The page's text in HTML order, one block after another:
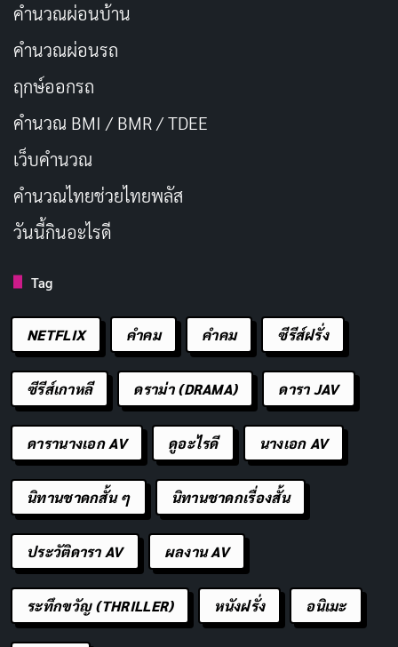
สมาร์ทวอทช์ (Smart Watch) เหล่านี้มาพร้อมกับการ
ติดตามสุขภาพขั้นพื้นฐานคุณสมบัติเช่นการตรวจสอบ
ตรวจวัดค่าออกซิเจนในเลือดของคุณ คุณสามารถตั้งค่าให้
ติดตามออกซิเจนตลอดเวลาหรือจะตั้งค่าให้ติดตามระดับ
ออกซิเจนเมื่อคุณนอนหลับก็ได้ สิ่งนี้มีประโยชน์ในการ
ติดตามการใช้ออกซิเจนของคุณในระหว่างการนอนหลับ
และหากคุณมีภาวะหยุดหายใจขณะหลับการติดตามระดับ
ออกซิเจนในตอนกลางคืนสำคัญอย่างยิ่ง
4. Samsung Galaxy Watch 3
คำนวณผ่อนบ้าน
คำนวณผ่อนรถ
ฤกษ์ออกรถ
คำนวณ BMI / BMR / TDEE
เว็บคํานวณ
คํานวณไทยช่วยไทยพลัส
วันนี้กินอะไรดี
Tag
NETFLIX คำคม คําคม ซีรีส์ฝรั่ง
ซีรีส์เกาหลี ดราม่า (DRAMA) ดารา JAV
ดารานางเอก AV ดูอะไรดี นางเอก AV
นิทานชาดกสั้น ๆ นิทานชาดกเรื่องสั้น
ประวัติดารา AV ผลงาน AV
ระทึกขวัญ (THRILLER) หนังฝรั่ง อนิเมะ